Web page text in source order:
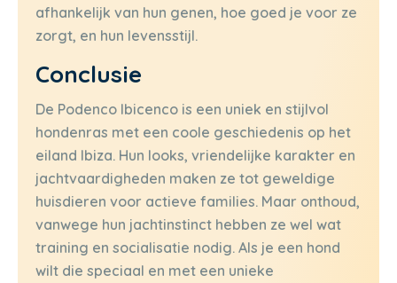
afhankelijk van hun genen, hoe goed je voor ze
zorgt, en hun levensstijl.
Conclusie
De Podenco Ibicenco is een uniek en stijlvol
hondenras met een coole geschiedenis op het
eiland Ibiza. Hun looks, vriendelijke karakter en
jachtvaardigheden maken ze tot geweldige
huisdieren voor actieve families. Maar onthoud,
vanwege hun jachtinstinct hebben ze wel wat
training en socialisatie nodig. Als je een hond
wilt die speciaal en met een unieke